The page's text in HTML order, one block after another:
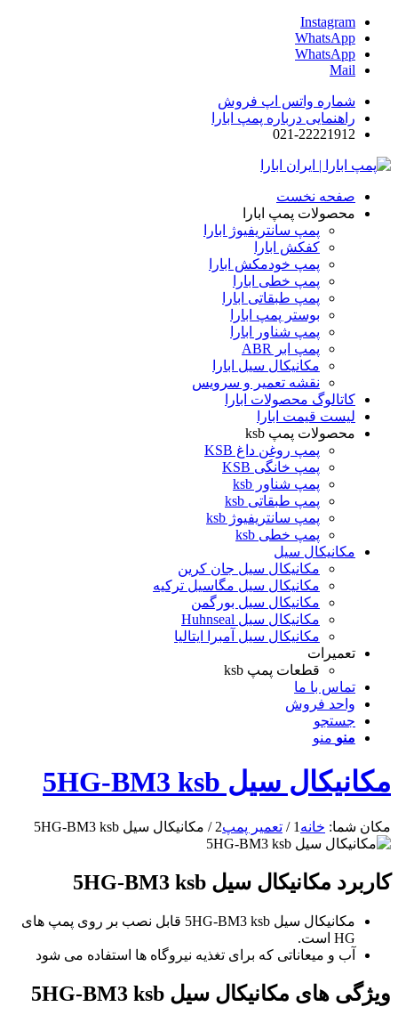
Instagram
WhatsApp
WhatsApp
Mail
شماره واتس اپ فروش
راهنمایی درباره پمپ ابارا
021-22221912
صفحه نخست
محصولات پمپ ابارا
پمپ سانتریفیوژ ابارا
کفکش ابارا
پمپ خودمکش ابارا
پمپ خطی ابارا
پمپ طبقاتی ابارا
بوستر پمپ ابارا
پمپ شناور ابارا
پمپ ابر ABR
مکانیکال سیل ابارا
نقشه تعمیر و سرویس
کاتالوگ محصولات ابارا
لیست قیمت ابارا
محصولات پمپ ksb
پمپ روغن داغ KSB
پمپ خانگی KSB
پمپ شناور ksb
پمپ طبقاتی ksb
پمپ سانتریفیوژ ksb
پمپ خطی ksb
مکانیکال سیل
مکانیکال سیل جان کرین
مکانیکال سیل مگاسیل ترکیه
مکانیکال سیل بورگمن
مکانیکال سیل Huhnseal
مکانیکال سیل آمبرا ایتالیا
تعمیرات
قطعات پمپ ksb
تماس با ما
واحد فروش
جستجو
منو منو
مکانیکال سیل 5HG-BM3 ksb
مکان شما: خانه 1
/ تعمیر پمپ2
/ مکانیکال سیل 5HG-BM3 ksb
کاربرد مکانیکال سیل 5HG-BM3 ksb
مکانیکال سیل 5HG-BM3 ksb قابل نصب بر روی پمپ های
HG است.
آب و میعاناتی که برای تغذیه نیروگاه ها استفاده می شود
ویژگی های مکانیکال سیل 5HG-BM3 ksb